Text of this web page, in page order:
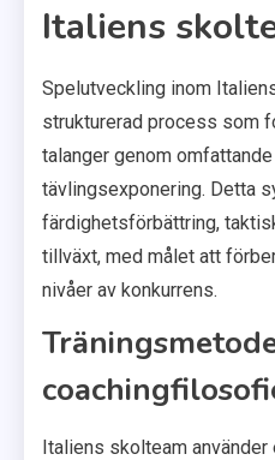
Italiens
Spelutveckling inom
strukturerad process som
talanger genom
tävlingsexponering. Detta
färdighetsförbättring,
tillväxt, med målet att
nivåer av konkurrens.
Italiens skolteam använder